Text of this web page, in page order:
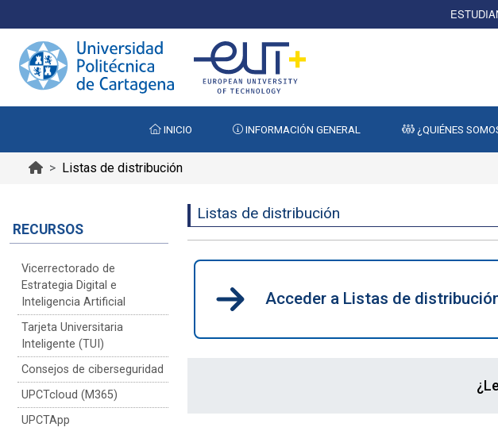
INICIO INFORMACIÓN GENERAL ¿QUIÉNES
Listas de distribución
RECURSOS
Vicerrectorado de
Estrategia Digital e
Inteligencia Artificial
Tarjeta Universitaria
Inteligente (TUI)
Consejos de ciberseguridad
UPCTcloud (M365)
UPCTApp
Listas de distribución
Acceder a Listas de